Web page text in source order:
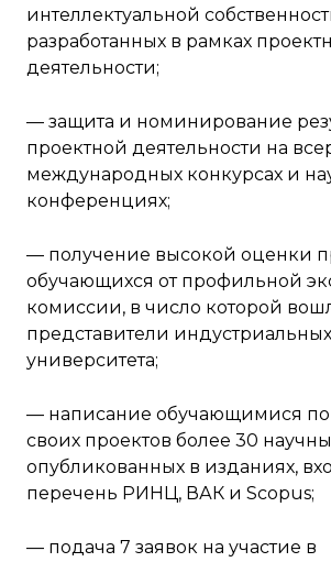
интеллектуальной
разработанных в рамках
деятельности;
— защита и номинирование
проектной деятельности на
международных конкурсах и
конференциях;
— получение высокой оценки
обучающихся от профильной
комиссии, в число которой
представители
университета;
— написание обучающимися по
своих проектов более 30
опубликованных в изданиях,
перечень РИНЦ, ВАК и Scopus;
— подача 7 заявок на участие в